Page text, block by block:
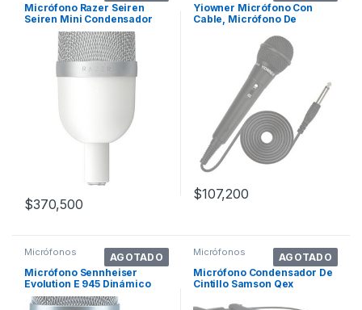
Micrófono Razer Seiren
Seiren Mini Condensador
Supercardioide Color
Blanco Mercurio
$370,500
Yiowner Micrófono Con
Cable, Micrófono De
$107,200
AGOTADO
Micrófonos
Micrófono Sennheiser
Evolution E 945 Dinámico
Supercardioide Color Negro
AGOTADO
Micrófonos
Micrófono Condensador De
Cintillo Samson Qex